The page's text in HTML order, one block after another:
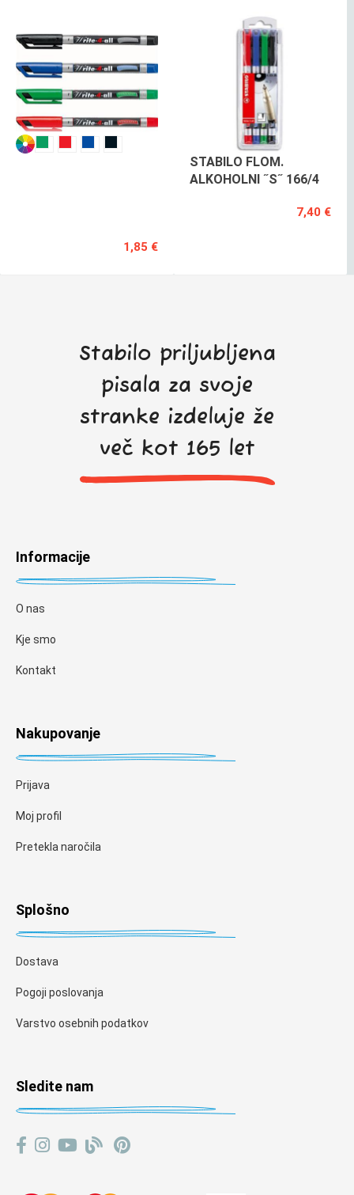
1,85 €
STABILO FLOM.
ALKOHOLNI ˝S˝ 166/4
7,40 €
Stabilo priljubljena
pisala za svoje
stranke izdeluje že
več kot 165 let
Informacije
O nas
Kje smo
Kontakt
Nakupovanje
Prijava
Moj profil
Pretekla naročila
Splošno
Dostava
Pogoji poslovanja
Varstvo osebnih podatkov
Sledite nam